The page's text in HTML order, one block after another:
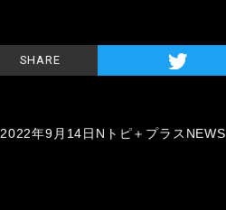
SHARE
2022年9月14日Nトピ＋プラスNEWS